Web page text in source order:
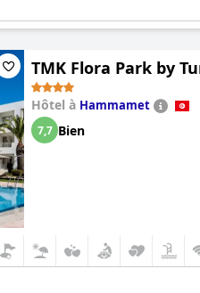
TMK Flora Park by
Hôtel à Hammamet
7,7 Bien